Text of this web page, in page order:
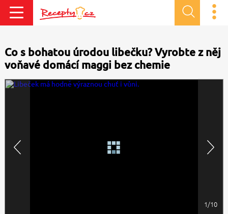
Co s bohatou úrodou libečku? Vyrobte z něj
voňavé domácí maggi bez chemie
1/10